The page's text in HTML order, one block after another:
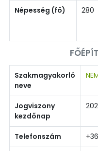
Népesség (fő) 280
Szakmagyakorló
neve
Jogviszony
kezdőnap
Telefonszám